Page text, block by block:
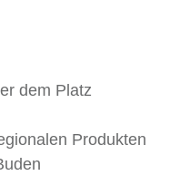
dem Platz
Produkten